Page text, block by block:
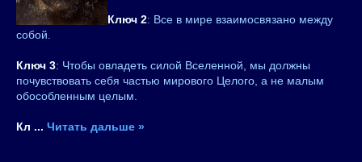
Ключ 2: Все в мире взаимосвязано между
собой.
Ключ 3: Чтобы овладеть силой Вселенной, мы должны
почувствовать себя частью мирового Целого, а не малым
обособленным целым.
Кл ... Читать дальше »